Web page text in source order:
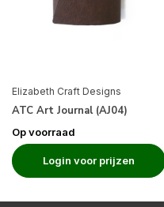
Elizabeth Craft Designs
ATC Art Journal (AJ04)
Op voorraad
Login voor prijzen